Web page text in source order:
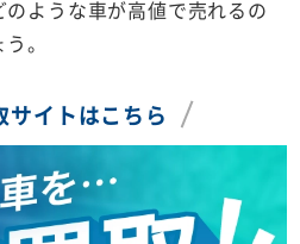
ような車が高値で売れるの
。
サイトはこちら